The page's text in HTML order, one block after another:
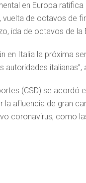
en Europa
de octavos de
ida de octavos de la
en Italia la próxima
italianas”,
(CSD) se acordó
afluencia de gran
coronavirus, como